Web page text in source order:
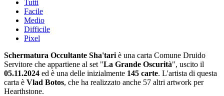
Tutti
Facile
Medio
Difficile
Pixel
Schermatura Occultante Sha'tari è una carta Comune Druido
Servitore che appartiene al set "La Grande Oscurità", uscito il
05.11.2024 ed è una delle inizialmente 145 carte. L'artista di questa
carta è Vlad Botos, che ha realizzato anche 57 altri artwork per
Hearthstone.